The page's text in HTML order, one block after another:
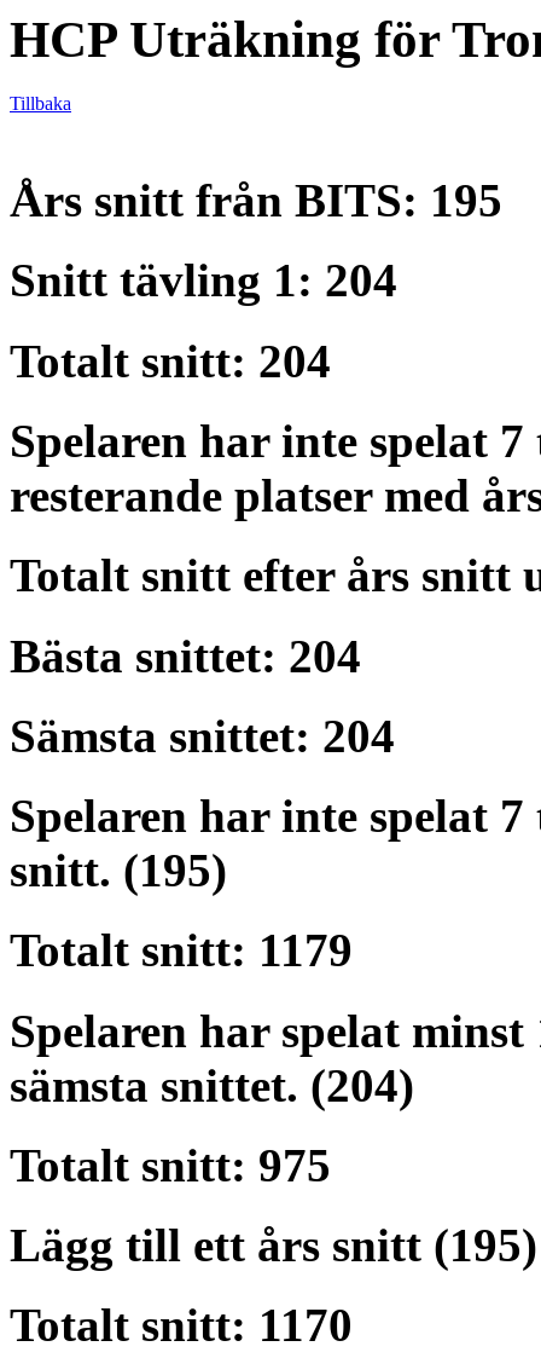
HCP Uträkning för
Tillbaka
Års snitt från BITS: 195
Snitt tävling 1: 204
Totalt snitt: 204
Spelaren har inte spelat
resterande platser med
Totalt snitt efter års snitt
Bästa snittet: 204
Sämsta snittet: 204
Spelaren har inte spelat
snitt. (195)
Totalt snitt: 1179
Spelaren har spelat
sämsta snittet. (204)
Totalt snitt: 975
Lägg till ett års snitt (195)
Totalt snitt: 1170